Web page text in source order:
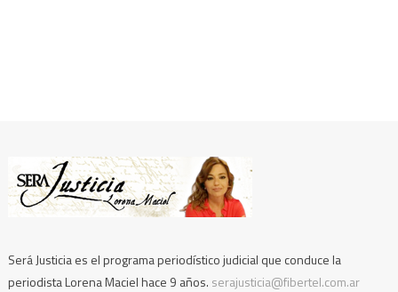
Será Justicia es el programa periodístico judicial que conduce la
periodista Lorena Maciel hace 9 años. serajusticia@fibertel.com.ar